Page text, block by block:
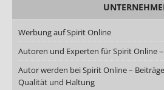
Werbung auf Spirit Online
Autoren und Experten für Spirit Online
Autor werden bei Spirit Online –
Qualität und Haltung